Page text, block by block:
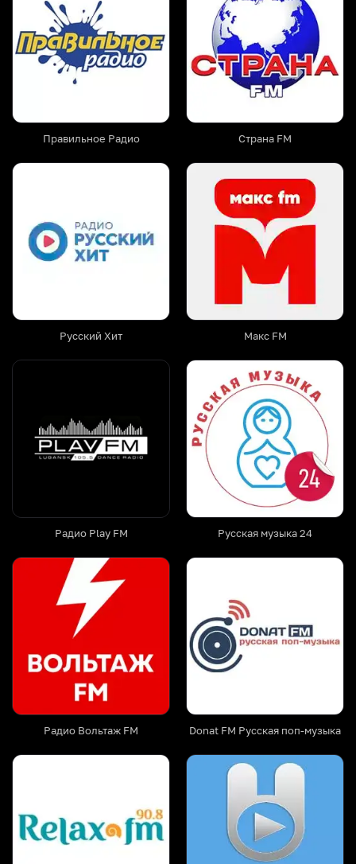
Правильное Радио Страна FM
Русский Хит Макс FM
Радио Play FM Русская музыка 24
Радио Вольтаж FM Donat FM Русская поп-музыка